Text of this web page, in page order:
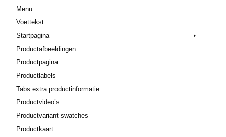
Menu
Voettekst
Startpagina
Productafbeeldingen
Productpagina
Productlabels
Tabs extra productinformatie
Productvideo’s
Productvariant swatches
Productkaart